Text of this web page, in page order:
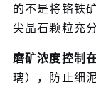
的不是将铬铁
尖晶石颗粒充
磨矿浓度控制
璃），防止细